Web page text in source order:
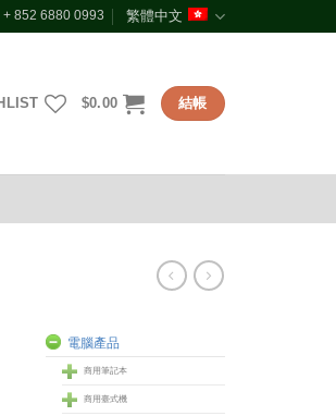
852 6880 0993 繁體中文
$0.00 結帳
電腦產品
商用筆記本
商用臺式機